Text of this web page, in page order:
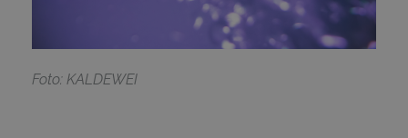
Foto: KALDEWEI